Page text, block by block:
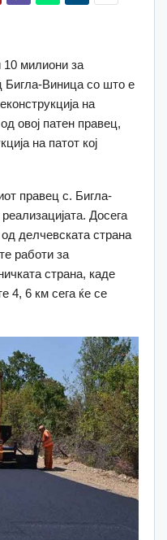
милиони за
Бигла-Виница со што е
на
овој патен правец,
на патот кој
правец с. Бигла-
Досега
делчевската страна
работи за
страна, каде
4, 6 км сега ќе се